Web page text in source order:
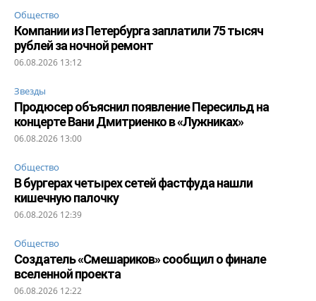
Общество
Компании из Петербурга заплатили 75 тысяч
рублей за ночной ремонт
06.08.2026 13:12
Звезды
Продюсер объяснил появление Пересильд на
концерте Вани Дмитриенко в «Лужниках»
06.08.2026 13:00
Общество
В бургерах четырех сетей фастфуда нашли
кишечную палочку
06.08.2026 12:39
Общество
Создатель «Смешариков» сообщил о финале
вселенной проекта
06.08.2026 12:22